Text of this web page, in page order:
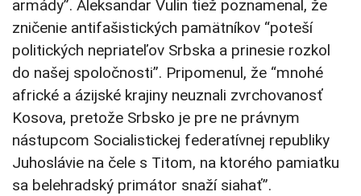
armády”. Aleksandar Vulin tiež poznamenal, že
zničenie antifašistických pamätníkov “poteší
politických nepriateľov Srbska a prinesie rozkol
do našej spoločnosti”. Pripomenul, že “mnohé
africké a ázijské krajiny neuznali zvrchovanosť
Kosova, pretože Srbsko je pre ne právnym
nástupcom Socialistickej federatívnej republiky
Juhoslávie na čele s Titom, na ktorého pamiatku
sa belehradský primátor snaží siahať”.